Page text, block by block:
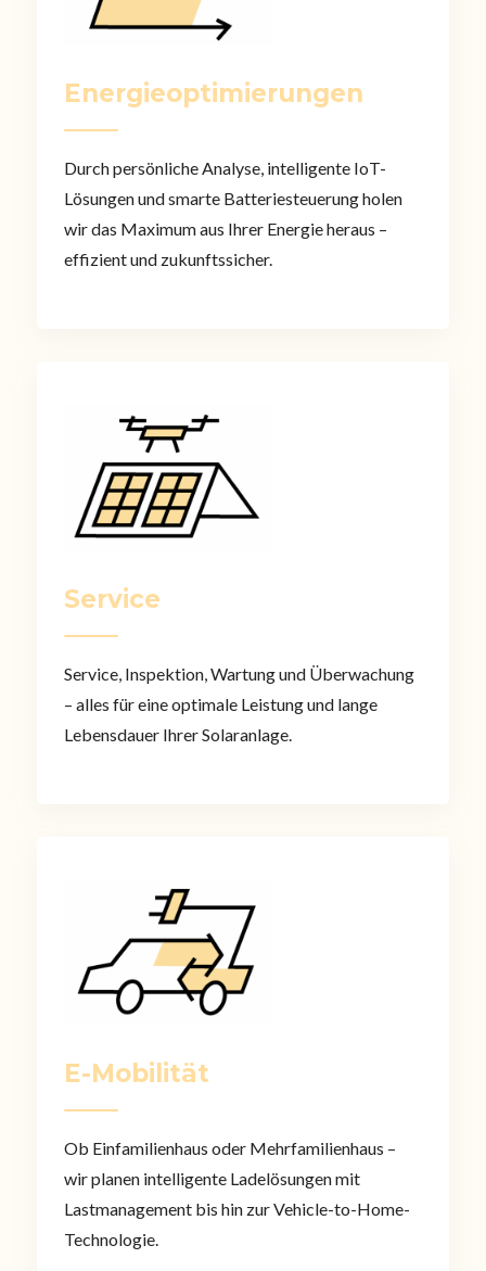
Energieoptimierungen
Durch persönliche Analyse, intelligente IoT-
Lösungen und smarte Batterie­steuerung holen
wir das Maximum aus Ihrer Energie heraus –
effizient und zukunftssicher.
Service
Service, Inspektion, Wartung und Überwachung
– alles für eine optimale Leistung und lange
Lebensdauer Ihrer Solaranlage.
E-Mobilität
Ob Einfamilienhaus oder Mehrfamilienhaus –
wir planen intelligente Ladelösungen mit
Lastmanagement bis hin zur Vehicle-to-Home-
Technologie.